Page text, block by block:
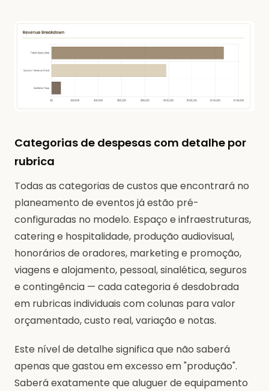
Categorias de despesas com detalhe por
rubrica
Todas as categorias de custos que encontrará no
planeamento de eventos já estão pré-
configuradas no modelo. Espaço e infraestruturas,
catering e hospitalidade, produção audiovisual,
honorários de oradores, marketing e promoção,
viagens e alojamento, pessoal, sinalética, seguros
e contingência — cada categoria é desdobrada
em rubricas individuais com colunas para valor
orçamentado, custo real, variação e notas.
Este nível de detalhe significa que não saberá
apenas que gastou em excesso em "produção".
Saberá exatamente que aluguer de equipamento